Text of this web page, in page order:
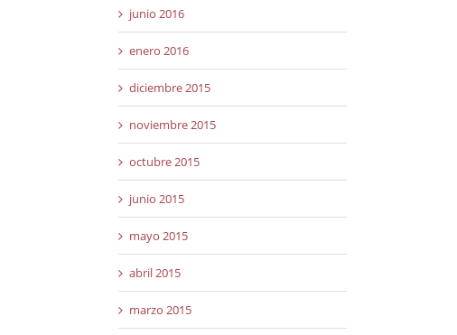
junio 2016
enero 2016
diciembre 2015
noviembre 2015
octubre 2015
junio 2015
mayo 2015
abril 2015
marzo 2015